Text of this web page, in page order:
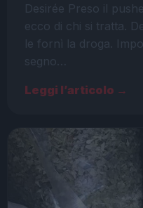
Desirée Preso il
ecco di chi si tratta.
le fornì la droga.
segno…
Leggi l’articolo →